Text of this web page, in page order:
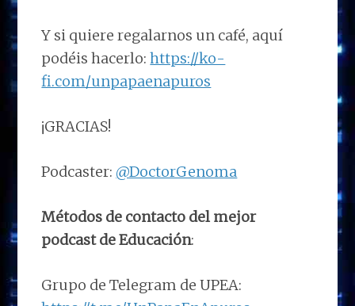
Y si quiere regalarnos un café, aquí
podéis hacerlo:https://ko-
fi.com/unpapaenapuros
¡GRACIAS!
Podcaster: @DoctorGenoma
Métodos de contacto del mejor
podcast de Educación:
Grupo de Telegram de UPEA: